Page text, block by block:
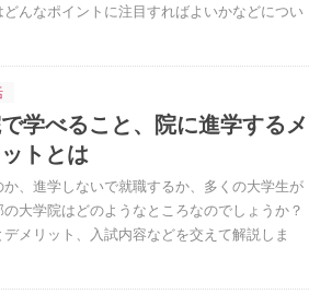
んなポイントに注目すればよいかなどについ
学べること、院に進学するメ
トとは
、進学しないで就職するか、多くの大学生が
大学院はどのようなところなのでしょうか？
メリット、入試内容などを交えて解説しま